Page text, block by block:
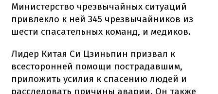
Министерство чрезвычайных ситуаций
привлекло к ней 345 чрезвычайников из
шести спасательных команд, и медиков.
Лидер Китая Си Цзиньпин призвал к
всесторонней помощи пострадавшим,
приложить усилия к спасению людей и
расследовать причины аварии. Он также